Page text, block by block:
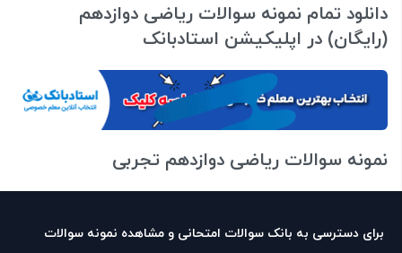
دانلود تمام نمونه سوالات ریاضی دوازدهم
(رایگان) در اپلیکیشن استادبانک
نمونه سوالات ریاضی دوازدهم تجربی
برای دسترسی به بانک سوالات امتحانی و مشاهده نمونه سوالات